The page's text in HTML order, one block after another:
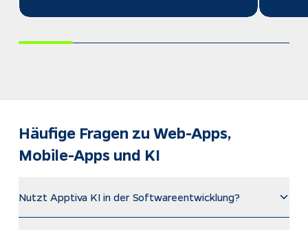
Häufige Fragen zu Web-Apps,
Mobile-Apps und KI
Nutzt Apptiva KI in der Softwareentwicklung?